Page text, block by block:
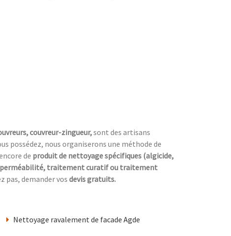
couvreur-zingueur,sont des artisans
possédez, nous organiserons une méthode de
de produit de nettoyage spécifiques (algicide,
traitement curatif ou traitement
pas, demander vosdevis gratuits.
Nettoyage ravalement de facade Agde